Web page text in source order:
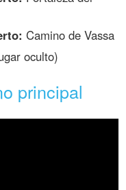
Camino de Vassa
oculto)
principal